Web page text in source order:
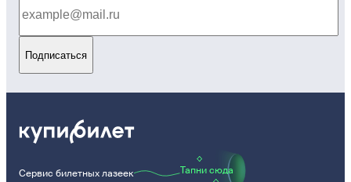
Подписаться
Сервис билетных лазеек Тапни сюда